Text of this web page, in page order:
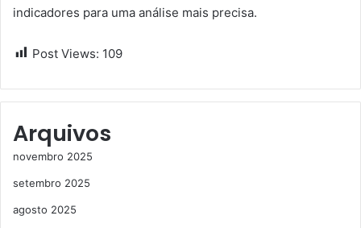
indicadores para uma análise mais precisa.
Post Views: 109
Arquivos
novembro 2025
setembro 2025
agosto 2025